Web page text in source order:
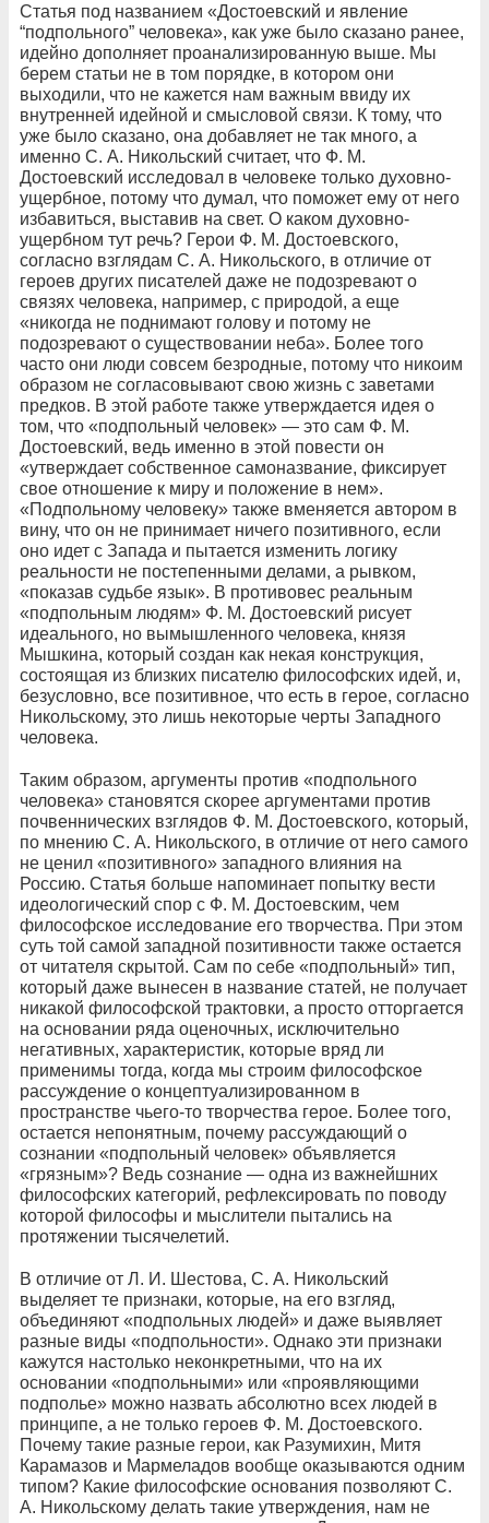
Статья под названием «Достоевский и явление
“подпольного” человека», как уже было сказано ранее,
идейно дополняет проанализированную выше. Мы
берем статьи не в том порядке, в котором они
выходили, что не кажется нам важным ввиду их
внутренней идейной и смысловой связи. К тому, что
уже было сказано, она добавляет не так много, а
именно С. А. Никольский считает, что Ф. М.
Достоевский исследовал в человеке только духовно-
ущербное, потому что думал, что поможет ему от него
избавиться, выставив на свет. О каком духовно-
ущербном тут речь? Герои Ф. М. Достоевского,
согласно взглядам С. А. Никольского, в отличие от
героев других писателей даже не подозревают о
связях человека, например, с природой, а еще
«никогда не поднимают голову и потому не
подозревают о существовании неба». Более того
часто они люди совсем безродные, потому что никоим
образом не согласовывают свою жизнь с заветами
предков. В этой работе также утверждается идея о
том, что «подпольный человек» — это сам Ф. М.
Достоевский, ведь именно в этой повести он
«утверждает собственное самоназвание, фиксирует
свое отношение к миру и положение в нем».
«Подпольному человеку» также вменяется автором в
вину, что он не принимает ничего позитивного, если
оно идет с Запада и пытается изменить логику
реальности не постепенными делами, а рывком,
«показав судьбе язык». В противовес реальным
«подпольным людям» Ф. М. Достоевский рисует
идеального, но вымышленного человека, князя
Мышкина, который создан как некая конструкция,
состоящая из близких писателю философских идей, и,
безусловно, все позитивное, что есть в герое, согласно
Никольскому, это лишь некоторые черты Западного
человека.
Таким образом, аргументы против «подпольного
человека» становятся скорее аргументами против
почвеннических взглядов Ф. М. Достоевского, который,
по мнению С. А. Никольского, в отличие от него самого
не ценил «позитивного» западного влияния на
Россию. Статья больше напоминает попытку вести
идеологический спор с Ф. М. Достоевским, чем
философское исследование его творчества. При этом
суть той самой западной позитивности также остается
от читателя скрытой. Сам по себе «подпольный» тип,
который даже вынесен в название статей, не получает
никакой философской трактовки, а просто отторгается
на основании ряда оценочных, исключительно
негативных, характеристик, которые вряд ли
применимы тогда, когда мы строим философское
рассуждение о концептуализированном в
пространстве чьего-то творчества герое. Более того,
остается непонятным, почему рассуждающий о
сознании «подпольный человек» объявляется
«грязным»? Ведь сознание — одна из важнейшних
философских категорий, рефлексировать по поводу
которой философы и мыслители пытались на
протяжении тысячелетий.
В отличие от Л. И. Шестова, С. А. Никольский
выделяет те признаки, которые, на его взгляд,
объединяют «подпольных людей» и даже выявляет
разные виды «подпольности». Однако эти признаки
кажутся настолько неконкретными, что на их
основании «подпольными» или «проявляющими
подполье» можно назвать абсолютно всех людей в
принципе, а не только героев Ф. М. Достоевского.
Почему такие разные герои, как Разумихин, Митя
Карамазов и Мармеладов вообще оказываются одним
типом? Какие философские основания позволяют С.
А. Никольскому делать такие утверждения, нам не